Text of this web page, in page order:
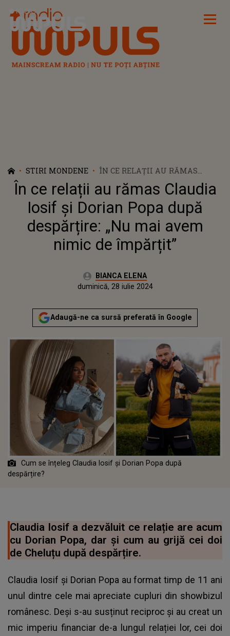
Radio Impuls
STIRI MONDENE
ÎN CE RELAȚII AU RĂMAS
CLAUDIA IOSIF ȘI DORIAN POPA
DUPĂ DESPĂRȚIRE: „NU MAI
AVEM NIMIC DE ÎMPĂRȚIT”
În ce relații au rămas Claudia
Iosif și Dorian Popa după
despărțire: „Nu mai avem
nimic de împărțit”
Autor:BIANCA ELENA
Publicat:
duminică, 28 iulie 2024
Adaugă-ne ca sursă preferată în Google
Cum se înțeleg Claudia Iosif și Dorian Popa după
despărțire?
Claudia Iosif a dezvăluit ce relație are acum
cu Dorian Popa, dar și cum au grijă cei doi
de Cheluțu după despărțire.
Claudia Iosif și Dorian Popa au format timp de 11 ani
unul dintre cele mai apreciate cupluri din showbizul
românesc. Deși s-au susținut reciproc și au creat un
mic imperiu financiar de-a lungul relației lor, cei doi